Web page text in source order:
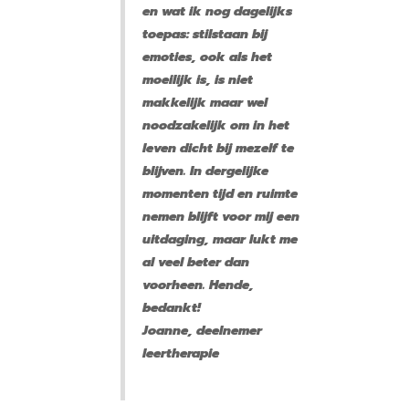
en wat ik nog dagelijks
toepas: stilstaan bij
emoties, ook als het
moeilijk is, is niet
makkelijk maar wel
noodzakelijk om in het
leven dicht bij mezelf te
blijven. In dergelijke
momenten tijd en ruimte
nemen blijft voor mij een
uitdaging, maar lukt me
al veel beter dan
voorheen. Hende,
bedankt!
Joanne, deelnemer
leertherapie